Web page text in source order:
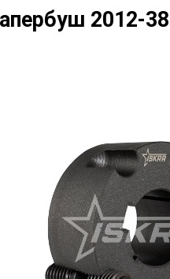
2012-